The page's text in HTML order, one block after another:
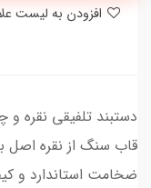
دستبند تلفیقی نقره
ضخامت استاندارد و